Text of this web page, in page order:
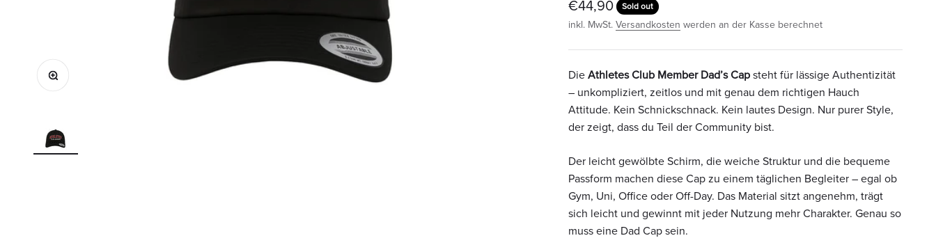
Enlarge image
Angebot
€44,90 Sold out
inkl. MwSt. Versandkosten werden an der Kasse berechnet
Die Athletes Club Member Dad’s Cap steht für lässige Authentizität
– unkompliziert, zeitlos und mit genau dem richtigen Hauch
Attitude. Kein Schnickschnack. Kein lautes Design. Nur purer Style,
der zeigt, dass du Teil der Community bist.
Der leicht gewölbte Schirm, die weiche Struktur und die bequeme
Passform machen diese Cap zu einem täglichen Begleiter – egal ob
Gym, Uni, Office oder Off-Day. Das Material sitzt angenehm, trägt
sich leicht und gewinnt mit jeder Nutzung mehr Charakter. Genau so
muss eine Dad Cap sein.